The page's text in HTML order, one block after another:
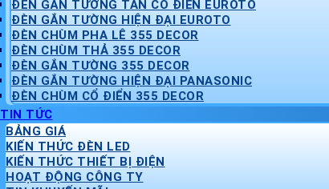
ĐÈN GẮN TƯỜNG TÂN CỔ ĐIỂN EUROTO
ĐÈN GẮN TƯỜNG HIỆN ĐẠI EUROTO
ĐÈN CHÙM PHA LÊ 355 DECOR
ĐÈN CHÙM THẢ 355 DECOR
ĐÈN GẮN TƯỜNG 355 DECOR
ĐÈN GẮN TƯỜNG HIỆN ĐẠI PANASONIC
ĐÈN CHÙM CỔ ĐIỂN 355 DECOR
TIN TỨC
BẢNG GIÁ
KIẾN THỨC ĐÈN LED
KIẾN THỨC THIẾT BỊ ĐIỆN
HOẠT ĐỘNG CÔNG TY